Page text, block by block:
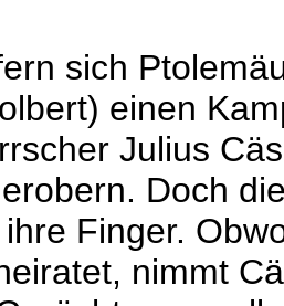
sich
) einen
Julius
Doch
Finger.
nimmt